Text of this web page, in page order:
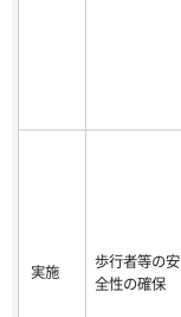
実施
歩行者等の安
全性の確保